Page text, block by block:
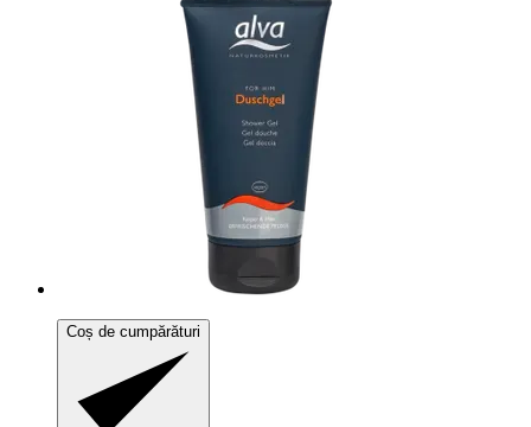
Coș de cumpărături